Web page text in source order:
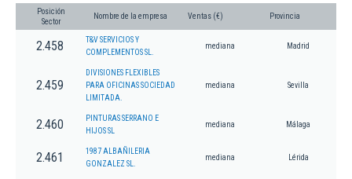
Posición
Sector
Nombre de la empresa Ventas (€) Provincia
2.458
T&V SERVICIOS Y
COMPLEMENTOS SL.
mediana Madrid
2.459
DIVISIONES FLEXIBLES
PARA OFICINAS SOCIEDAD
LIMITADA.
mediana Sevilla
2.460
PINTURAS SERRANO E
HIJOS SL
mediana Málaga
2.461
1987 ALBAÑILERIA
GONZALEZ SL.
mediana Lérida